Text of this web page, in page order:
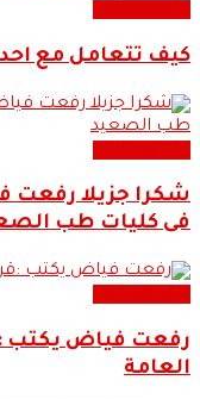
كيف تتعامل مع
شكرا جزيلا
فى كليات طب
رفعت فياض يكتب
العامة